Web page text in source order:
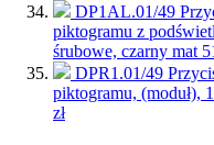
DP1AL.01/49
piktogramu z
śrubowe, czarny mat
DPR1.01/49
piktogramu, (moduł),
zł